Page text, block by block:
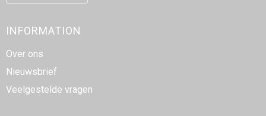
INFORMATION
Over ons
Nieuwsbrief
Veelgestelde vragen